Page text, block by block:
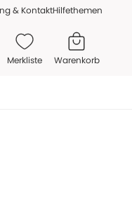
& KontaktHilfethemen
Merkliste Warenkorb